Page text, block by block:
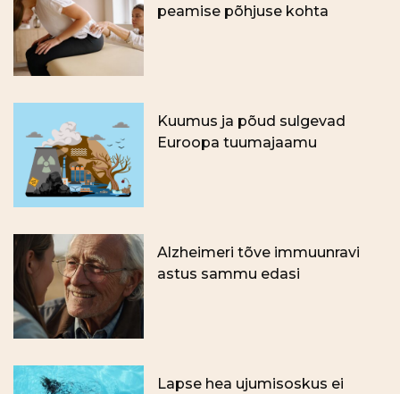
peamise põhjuse kohta
Kuumus ja põud sulgevad
Euroopa tuumajaamu
Alzheimeri tõve immuunravi
astus sammu edasi
Lapse hea ujumisoskus ei